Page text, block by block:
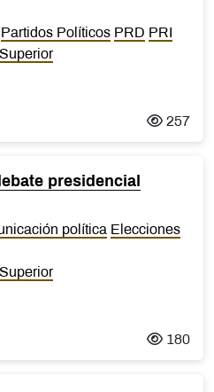
Partidos Políticos PRD PRI
257
presidencial
política Elecciones
180